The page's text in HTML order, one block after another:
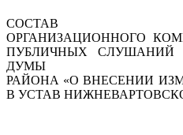
СОСТАВ
ОРГАНИЗАЦИОННОГО
ПУБЛИЧНЫХ СЛУШАНИЙ
ДУМЫ
РАЙОНА «О ВНЕСЕНИИ
В УСТАВ